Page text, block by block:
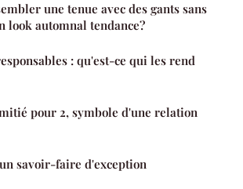
une tenue avec des gants sans
look automnal tendance?
: qu'est-ce qui les rend
pour 2, symbole d'une relation
savoir-faire d'exception